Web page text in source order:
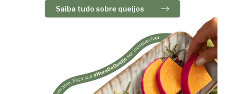
Saiba tudo sobre queijos